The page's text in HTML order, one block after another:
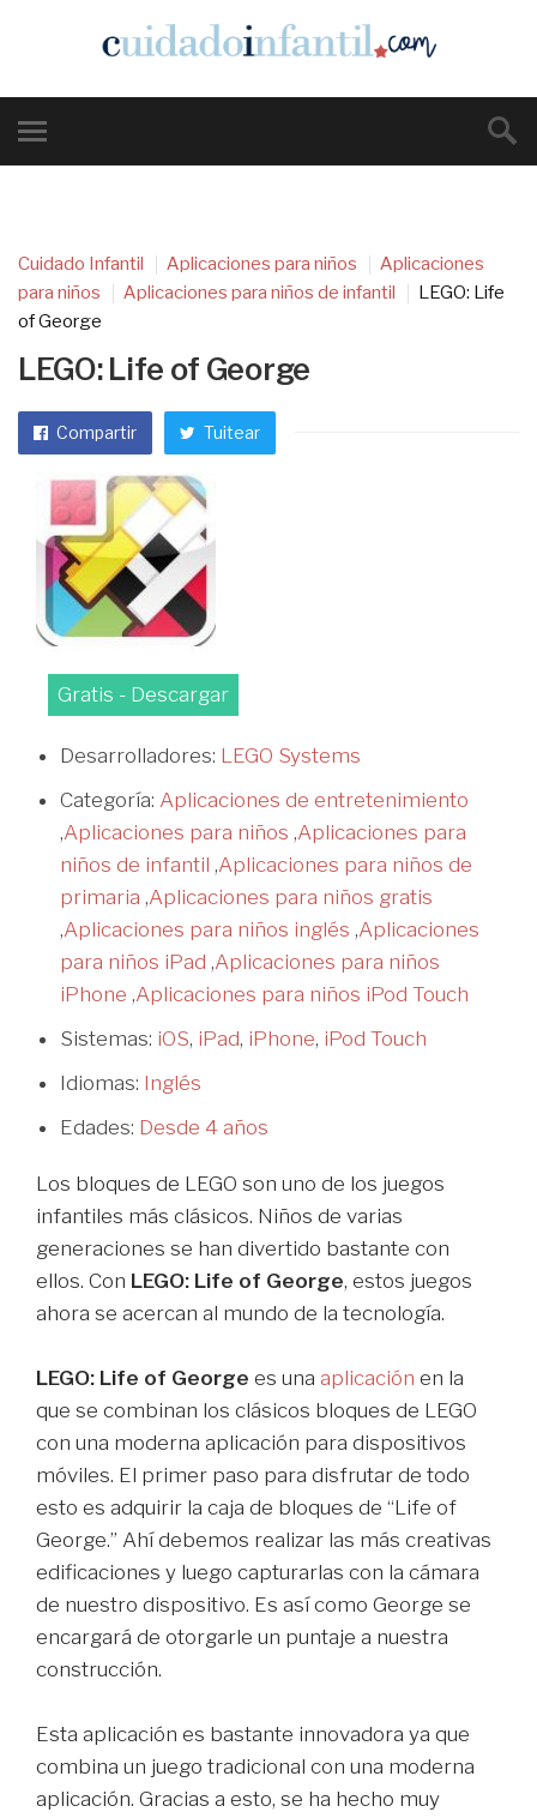
Cuidado Infantil Aplicaciones para niños
Aplicaciones
para niños
Aplicaciones para niños de infantil
LEGO: Life
of George
LEGO: Life of George
Compartir Tuitear
Gratis - Descargar
Desarrolladores: LEGO Systems
Categoría: Aplicaciones de entretenimiento
,Aplicaciones para niños ,Aplicaciones para
niños de infantil ,Aplicaciones para niños de
primaria ,Aplicaciones para niños gratis
,Aplicaciones para niños inglés ,Aplicaciones
para niños iPad ,Aplicaciones para niños
iPhone ,Aplicaciones para niños iPod Touch
Sistemas: iOS, iPad, iPhone, iPod Touch
Idiomas: Inglés
Edades: Desde 4 años
Los bloques de LEGO son uno de los juegos
infantiles más clásicos. Niños de varias
generaciones se han divertido bastante con
ellos. Con LEGO: Life of George, estos juegos
ahora se acercan al mundo de la tecnología.
LEGO: Life of George es una aplicación en la
que se combinan los clásicos bloques de LEGO
con una moderna aplicación para dispositivos
móviles. El primer paso para disfrutar de todo
esto es adquirir la caja de bloques de “Life of
George.” Ahí debemos realizar las más creativas
edificaciones y luego capturarlas con la cámara
de nuestro dispositivo. Es así como George se
encargará de otorgarle un puntaje a nuestra
construcción.
Esta aplicación es bastante innovadora ya que
combina un juego tradicional con una moderna
aplicación. Gracias a esto, se ha hecho muy